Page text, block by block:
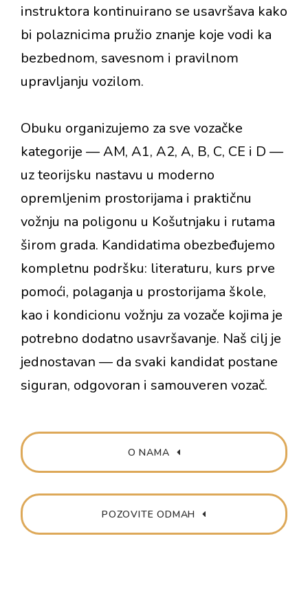
instruktora kontinuirano se usavršava kako
bi polaznicima pružio znanje koje vodi ka
bezbednom, savesnom i pravilnom
upravljanju vozilom.
Obuku organizujemo za sve vozačke
kategorije — AM, A1, A2, A, B, C, CE i D —
uz teorijsku nastavu u moderno
opremljenim prostorijama i praktičnu
vožnju na poligonu u Košutnjaku i rutama
širom grada. Kandidatima obezbeđujemo
kompletnu podršku: literaturu, kurs prve
pomoći, polaganja u prostorijama škole,
kao i kondicionu vožnju za vozače kojima je
potrebno dodatno usavršavanje. Naš cilj je
jednostavan — da svaki kandidat postane
siguran, odgovoran i samouveren vozač.
O NAMA
POZOVITE ODMAH